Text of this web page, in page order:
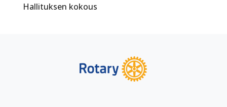
Hallituksen kokous